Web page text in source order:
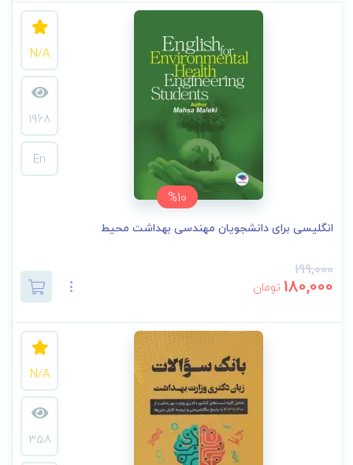
%10
N/A
1968
En
انگلیسی برای دانشجویان مهندسی بهداشت محیط
199,000
180,000 تومان
N/A
358